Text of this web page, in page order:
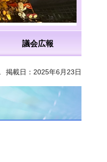
議会広報
掲載日：2025年6月23日